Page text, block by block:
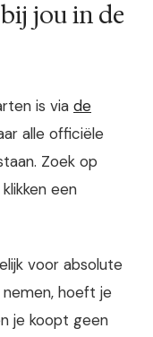
jou in de
is via de
alle officiële
Zoek op
een
voor absolute
hoeft je
je koopt geen